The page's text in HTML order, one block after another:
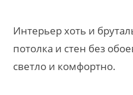
Интерьер хоть и
потолка и стен без
светло и комфортно.